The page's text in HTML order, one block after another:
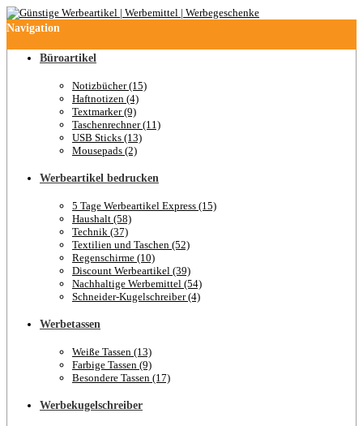
Navigation
Büroartikel
Notizbücher (15)
Haftnotizen (4)
Textmarker (9)
Taschenrechner (11)
USB Sticks (13)
Mousepads (2)
Werbeartikel bedrucken
5 Tage Werbeartikel Express (15)
Haushalt (58)
Technik (37)
Textilien und Taschen (52)
Regenschirme (10)
Discount Werbeartikel (39)
Nachhaltige Werbemittel (54)
Schneider-Kugelschreiber (4)
Werbetassen
Weiße Tassen (13)
Farbige Tassen (9)
Besondere Tassen (17)
Werbekugelschreiber